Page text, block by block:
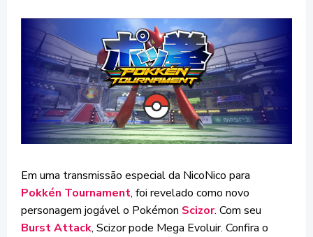
Em uma transmissão especial da NicoNico para
Pokkén Tournament, foi revelado como novo
personagem jogável o Pokémon Scizor. Com seu
Burst Attack, Scizor pode Mega Evoluir. Confira o